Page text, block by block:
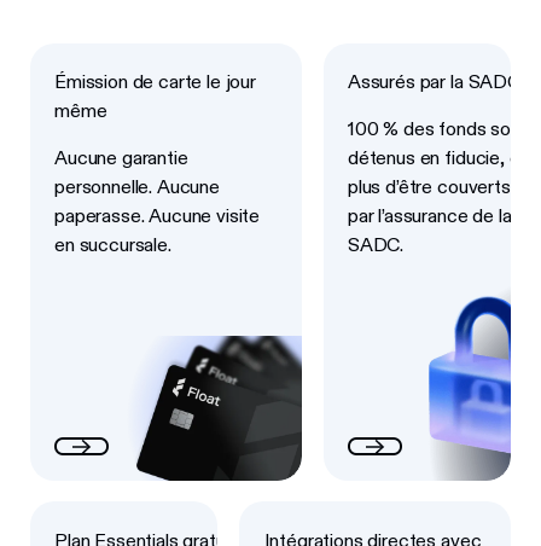
Émission de carte le jour
même
Aucune garantie
personnelle. Aucune
paperasse. Aucune visite
en succursale.
Assurés par la SADC
100 % des fonds sont
détenus en fiducie, en
plus d’être couverts
par l’assurance de la
SADC.
Plan Essentials gratuit
Intégrations directes avec